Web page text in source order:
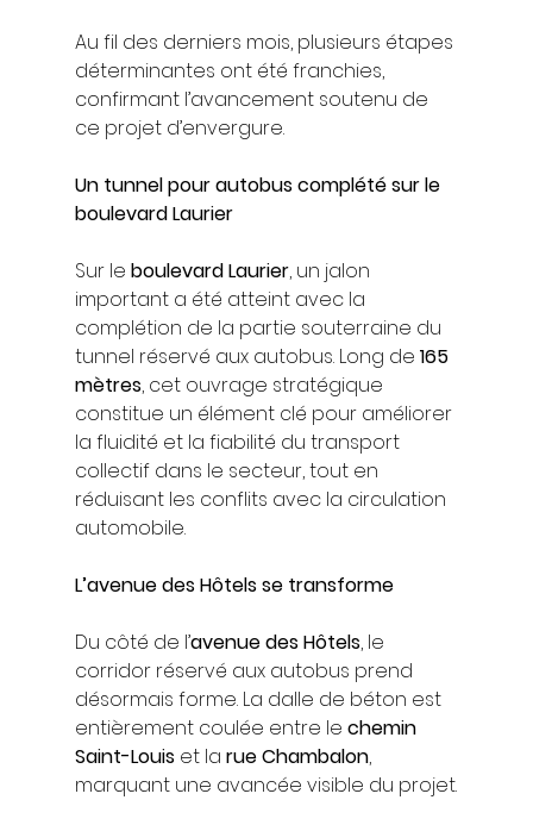
Au fil des derniers mois, plusieurs étapes
déterminantes ont été franchies,
confirmant l’avancement soutenu de
ce projet d’envergure.
Un tunnel pour autobus complété sur le
boulevard Laurier
Sur le boulevard Laurier, un jalon
important a été atteint avec la
complétion de la partie souterraine du
tunnel réservé aux autobus. Long de 165
mètres, cet ouvrage stratégique
constitue un élément clé pour améliorer
la fluidité et la fiabilité du transport
collectif dans le secteur, tout en
réduisant les conflits avec la circulation
automobile.
L’avenue des Hôtels se transforme
Du côté de l’avenue des Hôtels, le
corridor réservé aux autobus prend
désormais forme. La dalle de béton est
entièrement coulée entre le chemin
Saint-Louis et la rue Chambalon,
marquant une avancée visible du projet.